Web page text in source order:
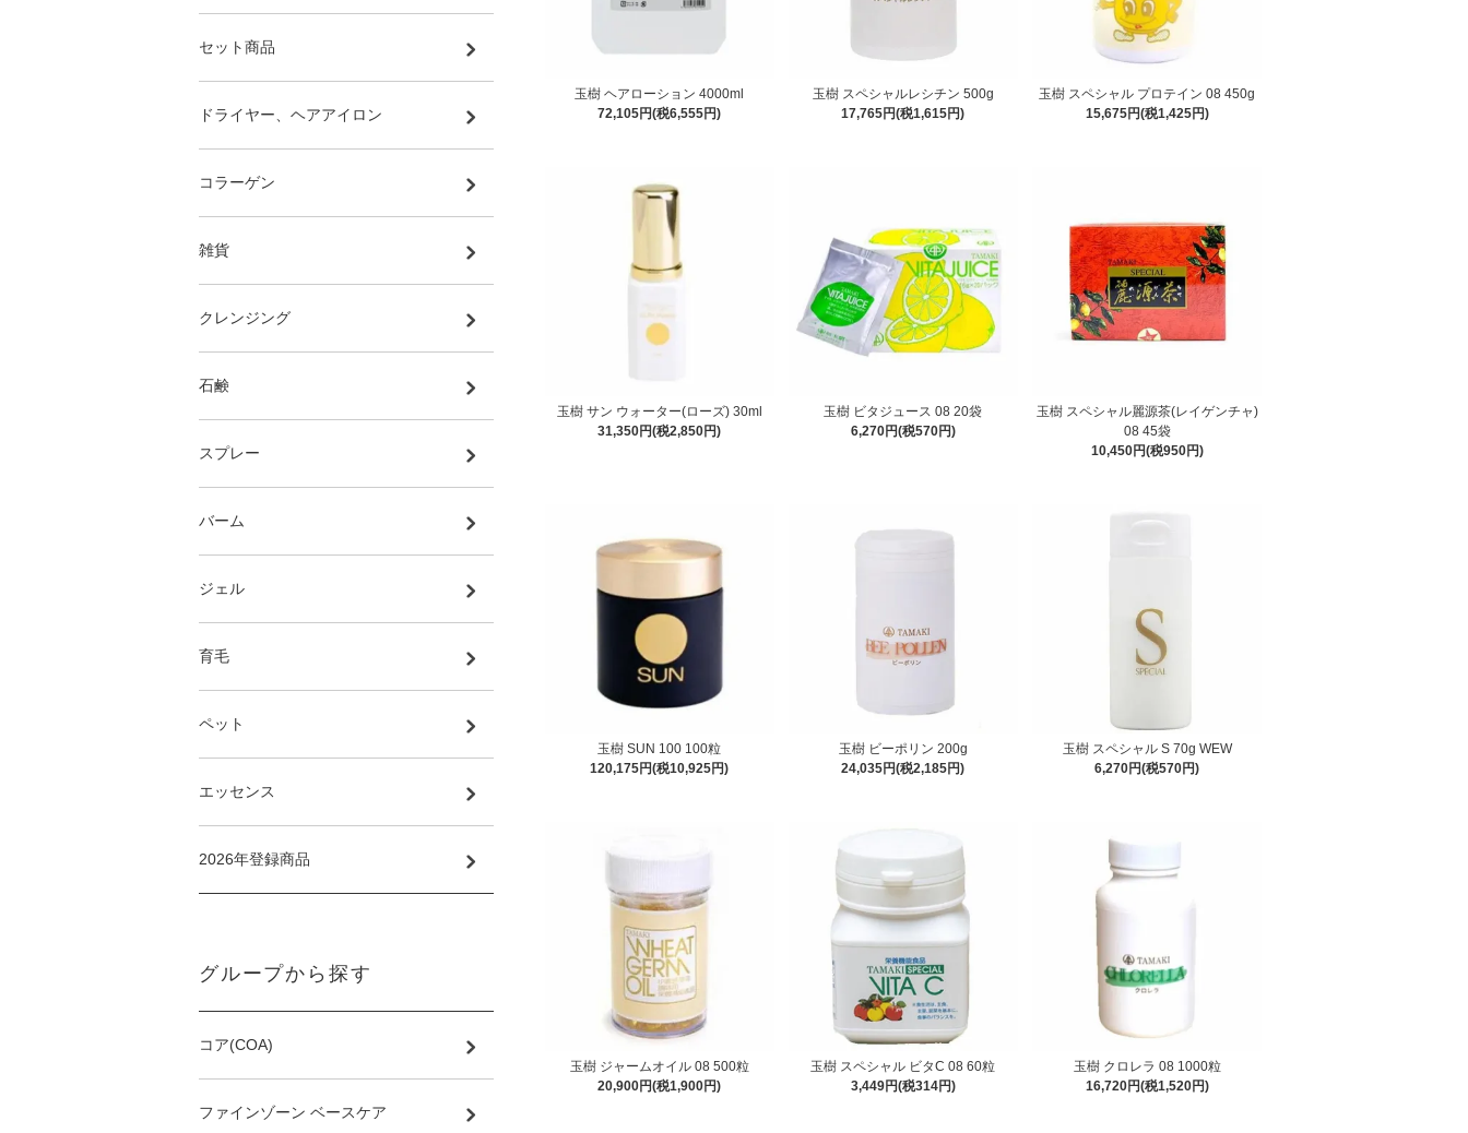
玉樹 ヘアローション 4000ml
72,105円(税6,555円)
玉樹 スペシャルレシチン 500g
17,765円(税1,615円)
玉樹 スペシャル プロテイン 08 450g
15,675円(税1,425円)
玉樹 サン ウォーター(ローズ) 30ml
31,350円(税2,850円)
玉樹 ビタジュース 08 20袋
6,270円(税570円)
玉樹 スペシャル麗源茶(レイゲンチャ)
08 45袋
10,450円(税950円)
玉樹 SUN 100 100粒
120,175円(税10,925円)
玉樹 ビーポリン 200g
24,035円(税2,185円)
玉樹 スペシャル S 70g WEW
6,270円(税570円)
玉樹 ジャームオイル 08 500粒
20,900円(税1,900円)
玉樹 スペシャル ビタC 08 60粒
3,449円(税314円)
玉樹 クロレラ 08 1000粒
16,720円(税1,520円)
セット商品
ドライヤー、ヘアアイロン
コラーゲン
雑貨
クレンジング
石鹸
スプレー
バーム
ジェル
育毛
ペット
エッセンス
2026年登録商品
グループから探す
コア(COA)
ファインゾーン ベースケア